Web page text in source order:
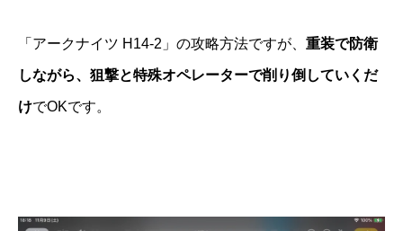
「アークナイツ H14-2」の攻略方法ですが、 重装で防衛
しながら、狙撃と特殊オペレーターで削り倒していくだ
けでOKです。